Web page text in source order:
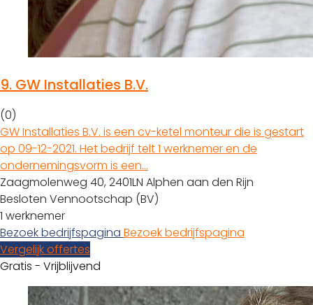
9. GW Installaties B.V.
(0)
GW Installaties B.V. is een cv-ketel monteur die is gestart
op 09-12-2021. Het bedrijf telt 1 werknemer en de
ondernemingsvorm is een…
Zaagmolenweg 40, 2401LN Alphen aan den Rijn
Besloten Vennootschap (BV)
1 werknemer
Bezoek bedrijfspagina Bezoek bedrijfspagina
Vergelijk offertes
Gratis - Vrijblijvend